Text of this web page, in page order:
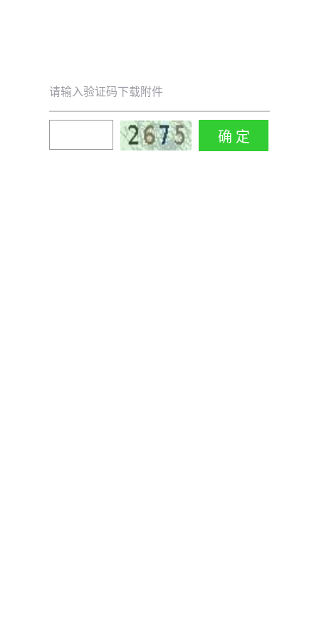
请输入验证码下载附件